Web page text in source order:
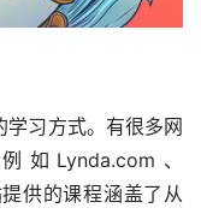
习方式。有很多网
Lynda.com、
供的课程涵盖了从